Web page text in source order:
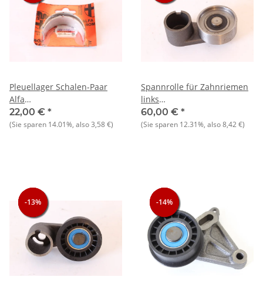
Pleuellager Schalen-Paar
Alfa
145/6+147+155+156+159+166+Gtv/Spider
Scalendicke 1,5mm NOS
22,00 € *
(Sie sparen 14.01%, also3,58 €)
Spannrolle für Zahnriemen
links
Alfasud/Sprint+33+145/6+Arna
NOS-Original
60,00 € *
(Sie sparen 12.31%, also8,42 €)
-13%
-13%
-13% -14%
-14%
-14%